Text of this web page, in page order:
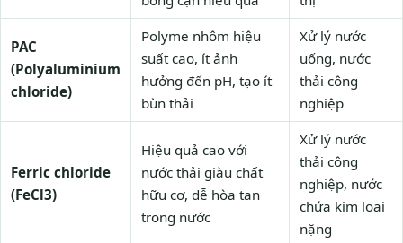
PAC
(Polyaluminium
chloride)
Polyme nhôm hiệu
suất cao, ít ảnh
hưởng đến pH, tạo ít
bùn thải
Xử lý nước
uống, nước
thải công
nghiệp
Ferric chloride
(FeCl3)
Hiệu quả cao với
nước thải giàu chất
hữu cơ, dễ hòa tan
trong nước
Xử lý nước
thải công
nghiệp, nước
chứa kim loại
nặng